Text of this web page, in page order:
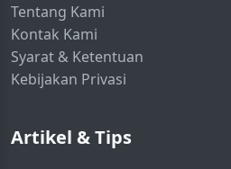
Tentang Kami
Kontak Kami
Syarat & Ketentuan
Kebijakan Privasi
Artikel & Tips